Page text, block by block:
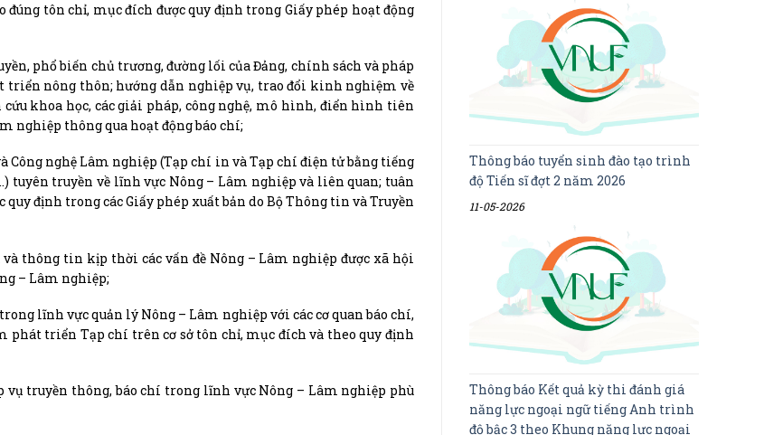
tôn chỉ, mục đích được quy định trong Giấy phép hoạt động
phổ biến chủ trương, đường lối của Đảng, chính sách và pháp
triển nông thôn; hướng dẫn nghiệp vụ, trao đổi kinh nghiệm về
khoa học, các giải pháp, công nghệ, mô hình, điển hình tiên
nghiệp thông qua hoạt động báo chí;
Công nghệ Lâm nghiệp (Tạp chí in và Tạp chí điện tử bằng tiếng
tuyên truyền về lĩnh vực Nông – Lâm nghiệp và liên quan; tuân
định trong các Giấy phép xuất bản do Bộ Thông tin và Truyền
thông tin kịp thời các vấn đề Nông – Lâm nghiệp được xã hội
– Lâm nghiệp;
lĩnh vực quản lý Nông – Lâm nghiệp với các cơ quan báo chí,
phát triển Tạp chí trên cơ sở tôn chỉ, mục đích và theo quy định
vụ truyền thông, báo chí trong lĩnh vực Nông – Lâm nghiệp phù
Thông báo tuyển sinh đào tạo trình
độ Tiến sĩ đợt 2 năm 2026
11-05-2026
Thông báo Kết quả kỳ thi đánh giá
năng lực ngoại ngữ tiếng Anh trình
độ bậc 3 theo Khung năng lực ngoại